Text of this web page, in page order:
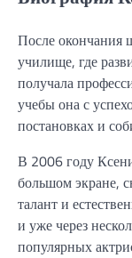
После окончания
училище, где
получала
учебы она с
постановках и
В 2006 году
большом экране,
талант и
и уже через
популярных